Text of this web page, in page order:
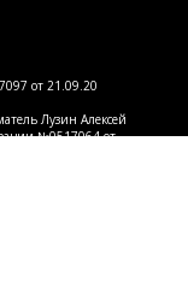
от 21.09.20
Лузин Алексей
№0517064 от